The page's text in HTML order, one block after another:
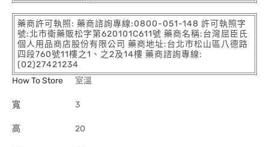
藥商許可執照: 藥商諮詢專線:0800-051-148 許可執照字
號:北市衛藥販松字第620101C611號 藥商名稱:台灣屈臣氏
個人用品商店股份有限公司 藥商地址:台北市松山區八德路
四段760號11樓之1、之2及14樓 藥商諮詢專線:
(02)27421234
How To Store
室溫
寬 3
高 20